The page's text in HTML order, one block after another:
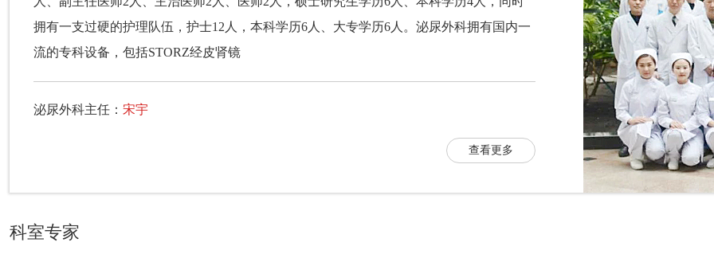
拥有一支过硬的护理队伍，护士12人，本科学历6人、大专学历6人。泌尿外科拥有国内一
流的专科设备，包括STORZ经皮肾镜
泌尿外科主任： 宋宇
查看更多
科室专家